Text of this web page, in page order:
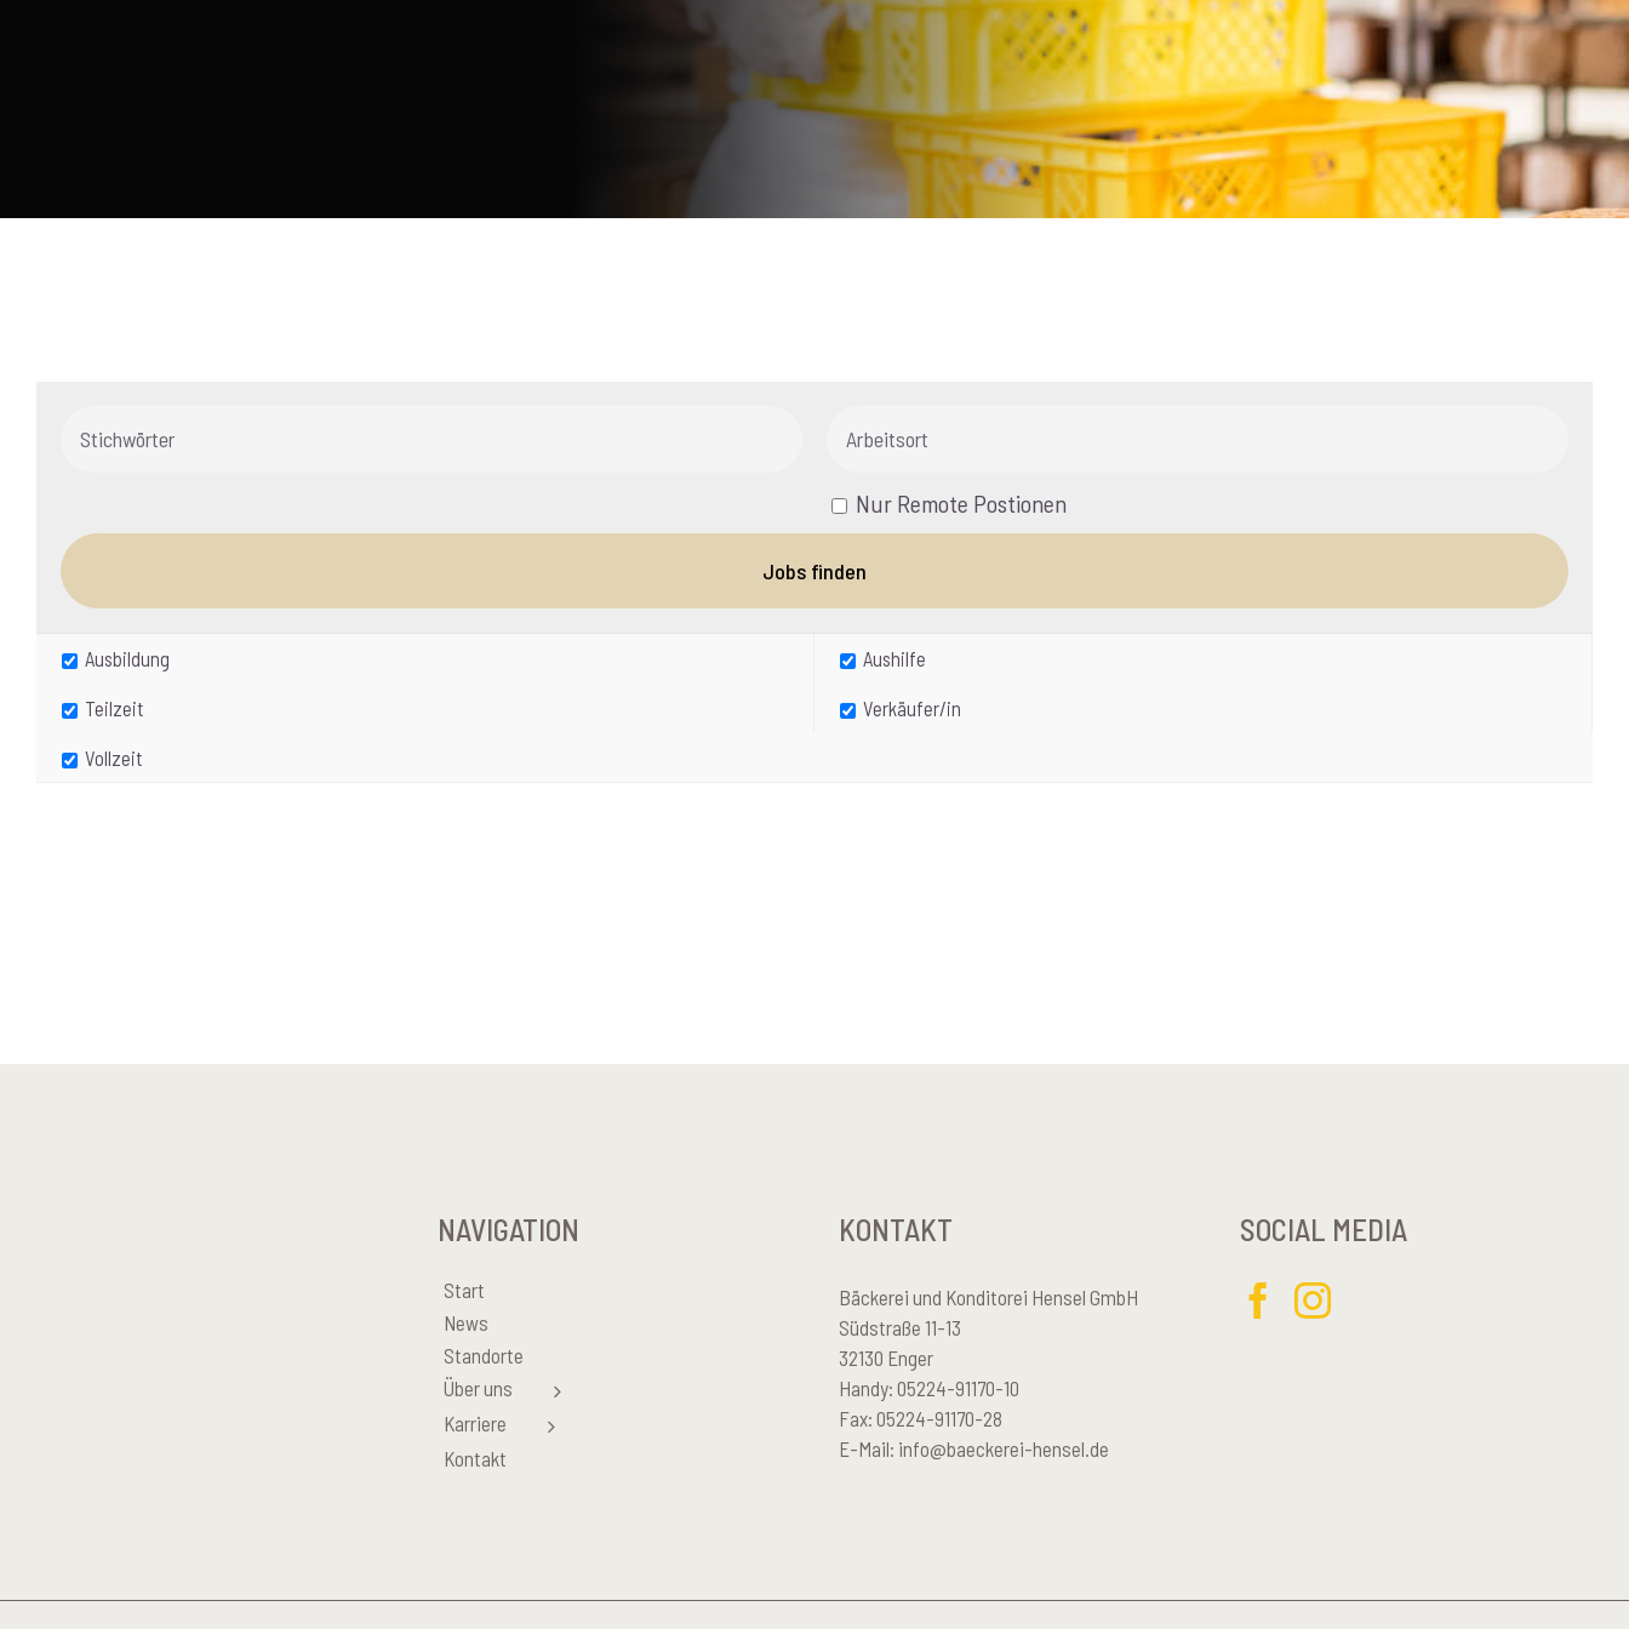
Nur Remote Postionen
Ausbildung Aushilfe
Teilzeit Verkäufer/in
Vollzeit
NAVIGATION
Start
News
Standorte
Über uns
Karriere
Kontakt
KONTAKT
Bäckerei und Konditorei Hensel GmbH
Südstraße 11-13
32130 Enger
Handy: 05224-91170-10
Fax: 05224-91170-28
E-Mail: info@baeckerei-hensel.de
SOCIAL MEDIA